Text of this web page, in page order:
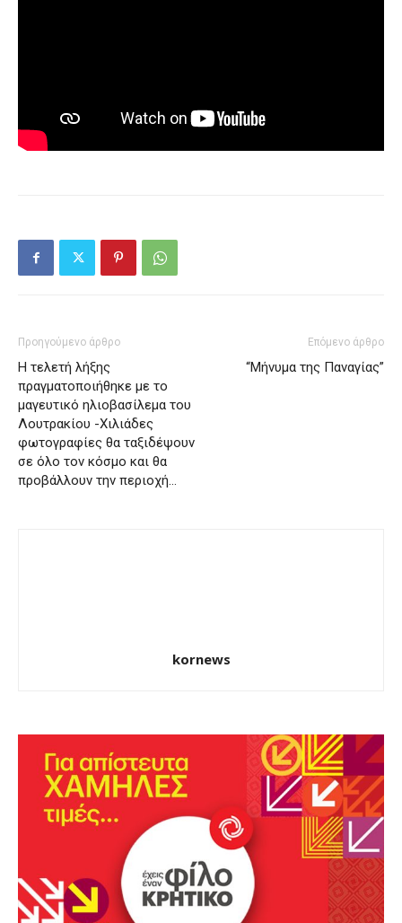
Προηγούμενο άρθρο
Η τελετή λήξης
πραγματοποιήθηκε με το
μαγευτικό ηλιοβασίλεμα του
Λουτρακίου -Χιλιάδες
φωτογραφίες θα ταξιδέψουν
σε όλο τον κόσμο και θα
προβάλλουν την περιοχή…
Επόμενο άρθρο
“Μήνυμα της Παναγίας”
kornews